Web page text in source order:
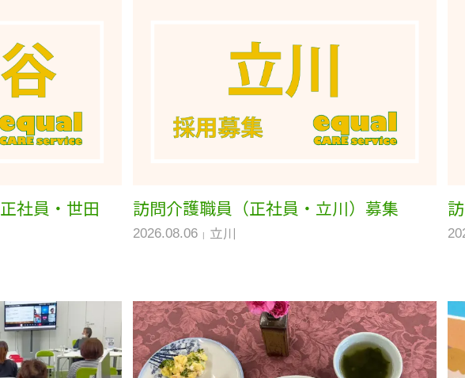
社員・世田
訪問介護職員（正社員・立川）募集
2026.08.06 立川